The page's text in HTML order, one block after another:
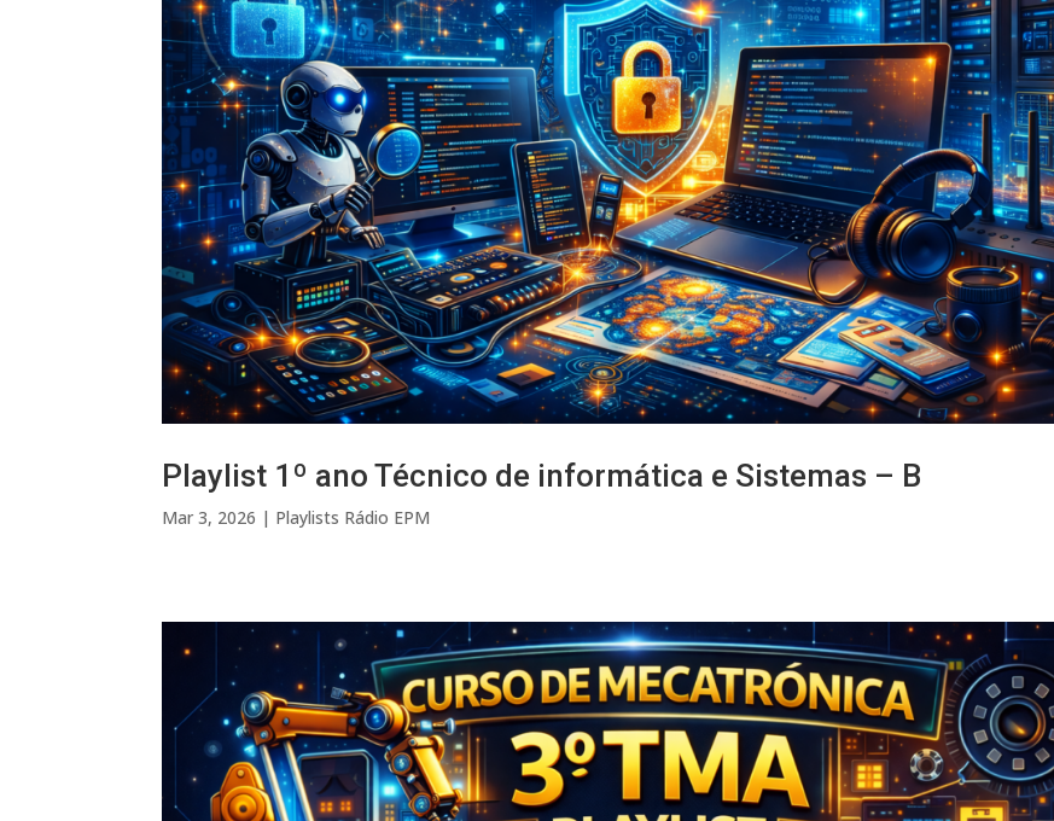
Playlist 1º ano Técnico de informática e Sistemas – B
Mar 3, 2026 | Playlists Rádio EPM